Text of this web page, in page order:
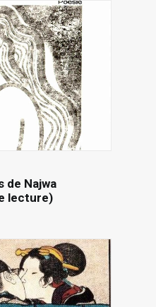
de Najwa
lecture)